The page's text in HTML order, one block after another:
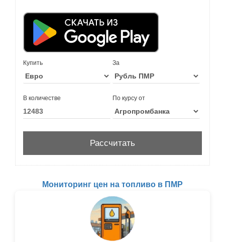
Купить За
В количестве По курсу от
Мониторинг цен на топливо в ПМР